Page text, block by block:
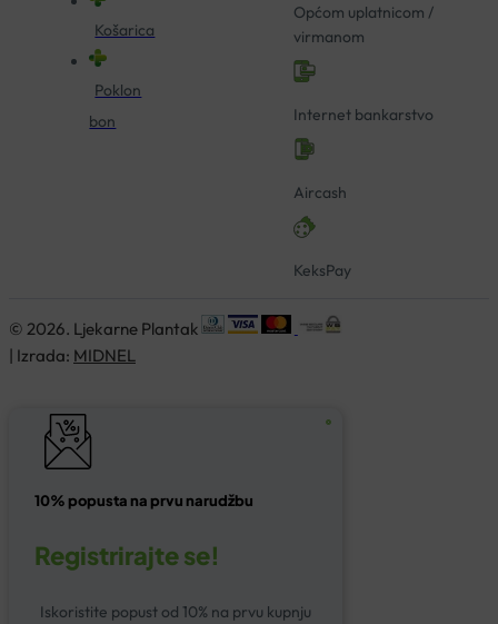
Košarica
Poklon
bon
Općom uplatnicom /
virmanom
Internet bankarstvo
Aircash
KeksPay
© 2026. Ljekarne Plantak
| Izrada: MIDNEL
10% popusta na prvu narudžbu
Registrirajte se!
Iskoristite popust od 10% na prvu kupnju